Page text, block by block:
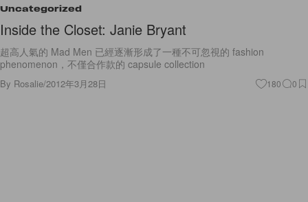
Uncategorized
Inside the Closet: Janie Bryant
超高人氣的 Mad Men 已經逐漸形成了一種不可忽視的 fashion
phenomenon，不僅合作款的 capsule collection
By Rosalie/2012年3月28日 180 0